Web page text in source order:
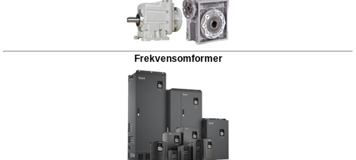
Frekvensomformer